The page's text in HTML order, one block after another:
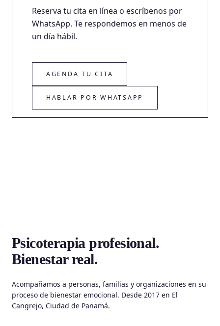
Reserva tu cita en línea o escríbenos por
WhatsApp. Te respondemos en menos de
un día hábil.
AGENDA TU CITA
HABLAR POR WHATSAPP
Psicoterapia profesional.
Bienestar real.
Acompañamos a personas, familias y organizaciones en su
proceso de bienestar emocional. Desde 2017 en El
Cangrejo, Ciudad de Panamá.